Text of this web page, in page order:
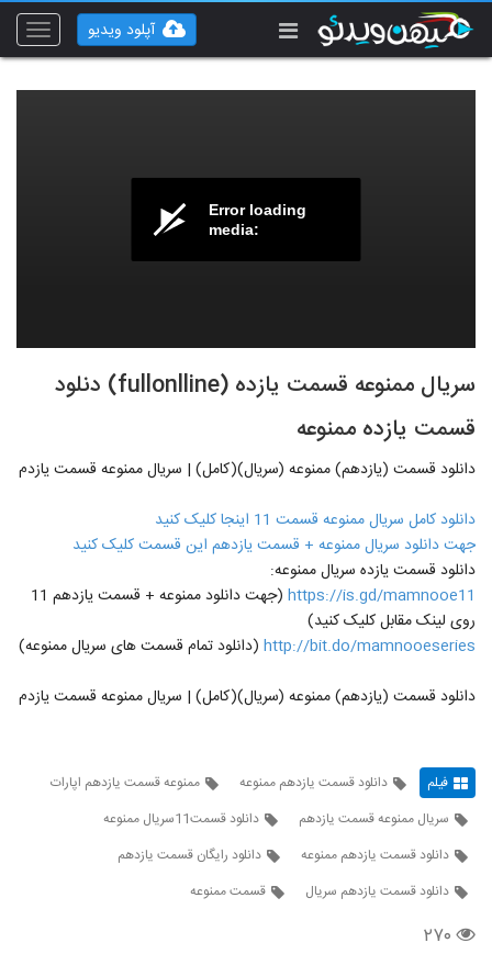
Toggle
آپلود ویدیو
Error loading
media:
سریال ممنوعه قسمت یازده (fullonlline) دنلود
قسمت یازده ممنوعه
دانلود قسمت (یازدهم) ممنوعه (سریال)(کامل) | سریال ممنوعه قسمت یازدم
دانلود کامل سریال ممنوعه قسمت 11 اینجا کلیک کنید
جهت دانلود سریال ممنوعه + قسمت یازدهم این قسمت کلیک کنید
دانلود قسمت یازده سریال ممنوعه:
https://is.gd/mamnooe11
(جهت دانلود ممنوعه + قسمت یازدهم 11
روی لینک مقابل کلیک کنید)
http://bit.do/mamnooeseries (دانلود تمام قسمت های سریال ممنوعه)
دانلود قسمت (یازدهم) ممنوعه (سریال)(کامل) | سریال ممنوعه قسمت یازدم
فیلم دانلود قسمت یازدهم ممنوعه
ممنوعه قسمت یازدهم اپارات
سریال ممنوعه قسمت یازدهم
دانلود قسمت11سریال ممنوعه
دانلود قسمت یازدهم ممنوعه
دانلود رایگان قسمت یازدهم
دانلود قسمت یازدهم سریال
قسمت ممنوعه
۲۷۰